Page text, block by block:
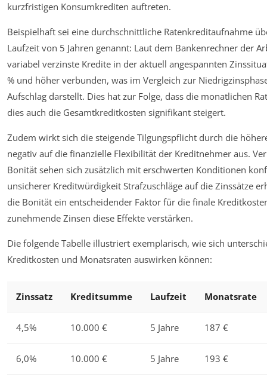
kurzfristigen Konsumkrediten auftreten.
Beispielhaft sei eine durchschnittliche Ratenkreditaufnahme
Laufzeit von 5 Jahren genannt: Laut dem Bankenrechner der
variabel verzinste Kredite in der aktuell angespannten
% und höher verbunden, was im Vergleich zur
Aufschlag darstellt. Dies hat zur Folge, dass die monatlichen
dies auch die Gesamtkreditkosten signifikant steigert.
Zudem wirkt sich die steigende Tilgungspflicht durch die
negativ auf die finanzielle Flexibilität der Kreditnehmer aus.
Bonität sehen sich zusätzlich mit erschwerten Konditionen
unsicherer Kreditwürdigkeit Strafzuschläge auf die Zinssätze
die Bonität ein entscheidender Faktor für die finale
zunehmende Zinsen diese Effekte verstärken.
Die folgende Tabelle illustriert exemplarisch, wie sich
Kreditkosten und Monatsraten auswirken können:
Zinssatz Kreditsumme Laufzeit Monatsrate
4,5% 10.000 € 5 Jahre 187 €
6,0% 10.000 € 5 Jahre 193 €